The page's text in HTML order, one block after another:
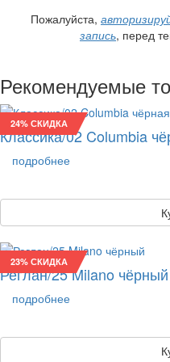
Пожалуйста,
запись, перед
Рекомендуемые
24% СКИДКА
Классика/02 Columbia
подробнее
23% СКИДКА
Реглан/25 Milano чёрный
подробнее